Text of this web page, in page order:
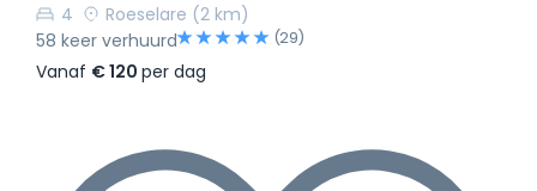
4
Roeselare (2 km)
58 keer verhuurd
(29)
Vanaf € 120 per dag